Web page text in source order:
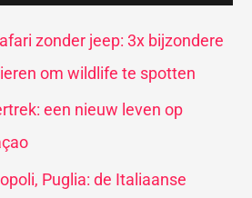
zonder jeep: 3x bijzondere
om wildlife te spotten
een nieuw leven op
Puglia: de Italiaanse